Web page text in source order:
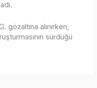
gözaltına alınırken,
sürdüğü